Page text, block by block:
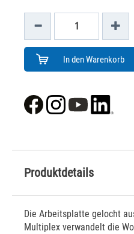
In den Warenkorb
Produktdetails
Die Arbeitsplatte gelocht
Multiplex verwandelt die